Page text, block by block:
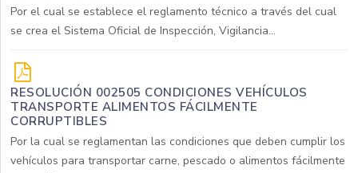
Por el cual se establece el reglamento técnico a través del cual
se crea el Sistema Oficial de Inspección, Vigilancia...
RESOLUCIÓN 002505 CONDICIONES VEHÍCULOS
TRANSPORTE ALIMENTOS FÁCILMENTE
CORRUPTIBLES
Por la cual se reglamentan las condiciones que deben cumplir los
vehículos para transportar carne, pescado o alimentos fácilmente